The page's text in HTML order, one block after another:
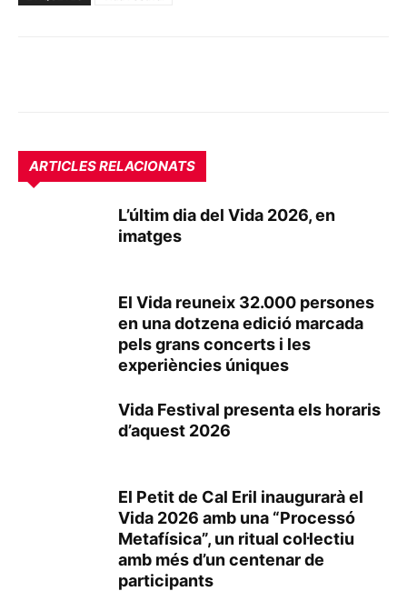
ARTICLES RELACIONATS
L’últim dia del Vida 2026, en
imatges
El Vida reuneix 32.000 persones
en una dotzena edició marcada
pels grans concerts i les
experiències úniques
Vida Festival presenta els horaris
d’aquest 2026
El Petit de Cal Eril inaugurarà el
Vida 2026 amb una “Processó
Metafísica”, un ritual col·lectiu
amb més d’un centenar de
participants